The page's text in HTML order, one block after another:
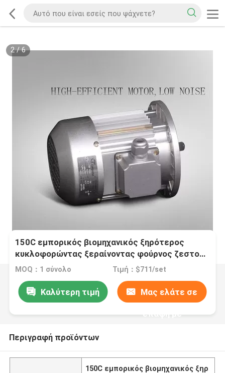
2/6
150C εμπορικός βιομηχανικός ξηρότερος
κυκλοφορώντας ξεραίνοντας φούρνος ζεστού
αέρα φούρνων 5kw
MOQ：1 σύνολο Τιμή：$711/set
Καλύτερη τιμή Μας ελάτε σε
επαφή με
Περιγραφή προϊόντων
150C εμπορικός βιομηχανικός ξηρ